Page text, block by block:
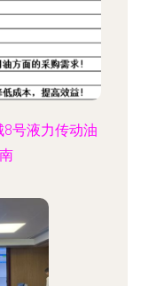
号液力传动油